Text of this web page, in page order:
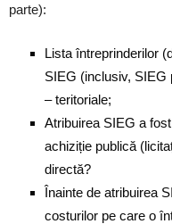
parte):
Lista întreprinderilor
SIEG (inclusiv, SIEG
– teritoriale;
Atribuirea SIEG a
achiziție publică
directă?
Înainte de atribuirea
costurilor pe care o